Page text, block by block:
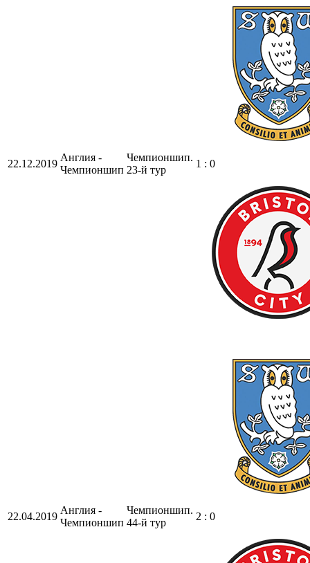
22.12.2019
Англия -
Чемпионшип
Чемпионшип.
23-й тур
1 : 0
22.04.2019
Англия -
Чемпионшип
Чемпионшип.
44-й тур
2 : 0